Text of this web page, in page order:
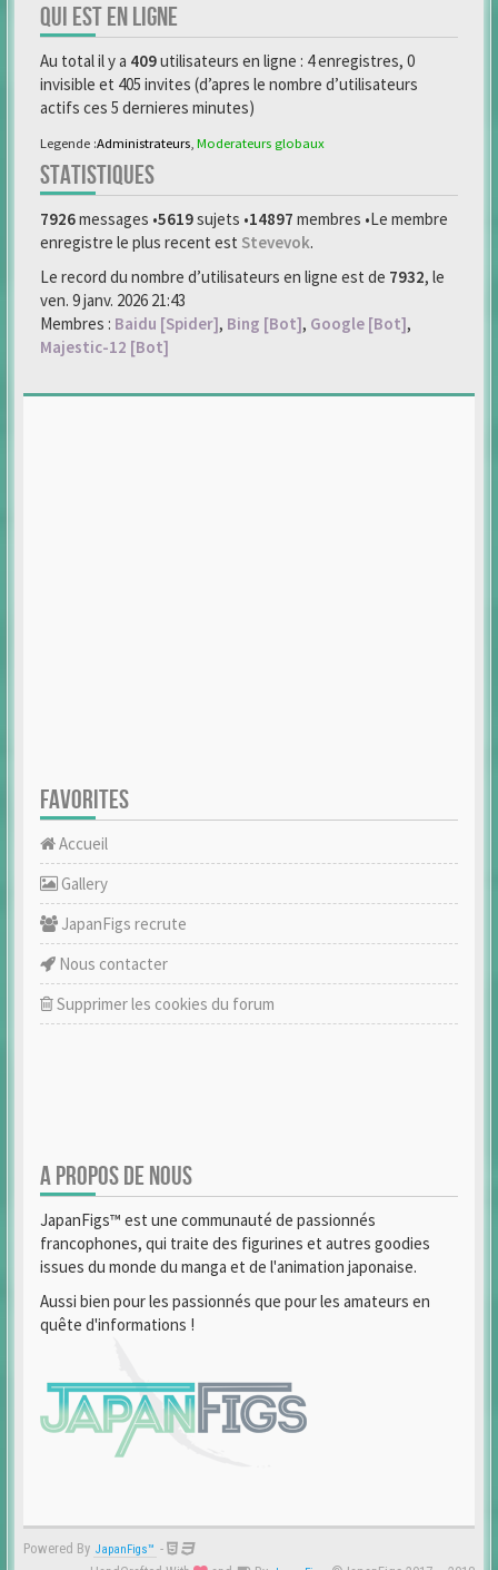
QUI EST EN LIGNE
Au total il y a 409utilisateurs en ligne : 4 enregistres, 0
invisible et 405 invites (d’apres le nombre d’utilisateurs
actifs ces 5 dernieres minutes)
Legende :Administrateurs Moderateurs globaux
STATISTIQUES
7926messages •5619sujets •14897 membres •Le membre
enregistre le plus recent est Stevevok.
Le record du nombre d’utilisateurs en ligne est de 7932, le
ven. 9 janv. 2026 21:43
Membres : Baidu [Spider], Bing [Bot], Google [Bot],
Majestic-12 [Bot]
FAVORITES
Accueil
Gallery
JapanFigs recrute
Nous contacter
Supprimer les cookies du forum
A PROPOS DE NOUS
JapanFigs™ est une communauté de passionnés
francophones, qui traite des figurines et autres goodies
issues du monde du manga et de l'animation japonaise.
Aussi bien pour les passionnés que pour les amateurs en
quête d'informations !
Powered By JapanFigs™ -